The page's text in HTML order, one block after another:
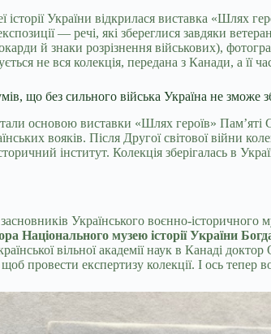
історії України відкрилася виставка «Шлях
— речі, які збереглися завдяки
й знаки розрізнення військових),
не вся колекція, передана з Канади, а її
що без сильного війська Україна не зможе
основою виставки «Шлях героїв»
вояків. Після Другої світової війни
інститут. Колекція зберігалась в
Українського воєнно-
Національного музею історії України
вільної академії наук в Канаді
провести експертизу колекції. І ось